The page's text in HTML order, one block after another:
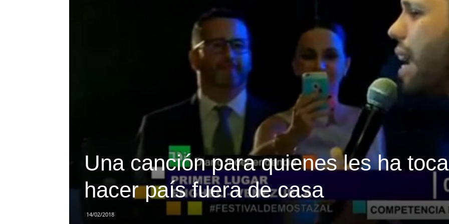
Una canción para quienes les ha
hacer país fuera de casa
14/02/2018